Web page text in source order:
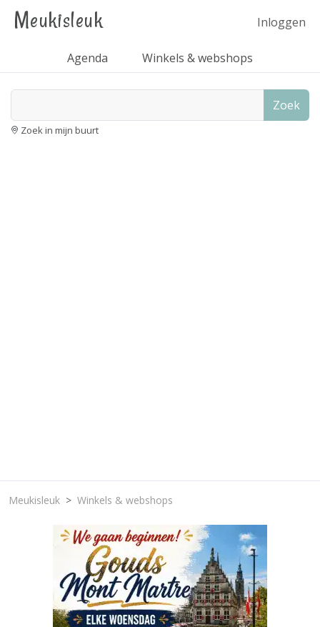
Meukisleuk Inloggen
Agenda Winkels & webshops
Zoek
Zoek in mijn buurt
Meukisleuk Winkels & webshops